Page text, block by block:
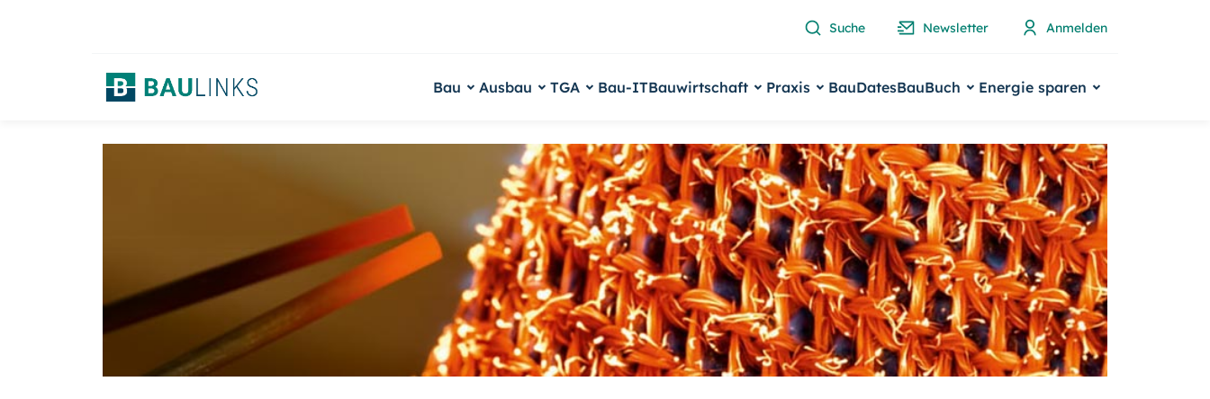
Suche Newsletter Anmelden
Bau Ausbau TGA Bau-ITBauwirtschaft Praxis BauDatesBauBuch Energie sparen